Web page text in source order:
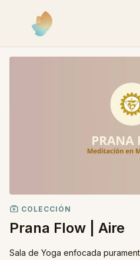
COLECCIÓN
Prana Flow | Aire
Sala de Yoga enfocada